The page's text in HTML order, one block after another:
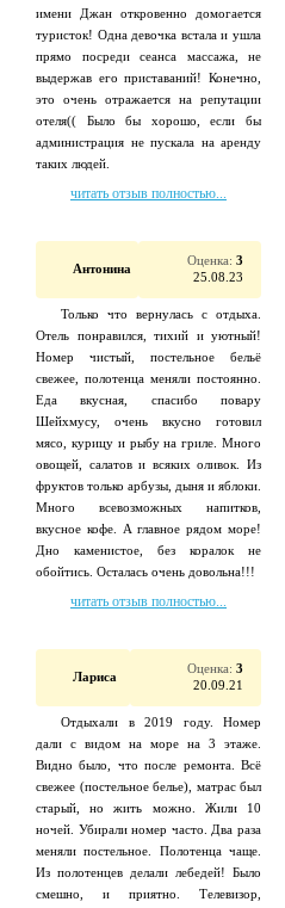
имени Джан откровенно домогается
туристок! Одна девочка встала и ушла
прямо посреди сеанса массажа, не
выдержав его приставаний! Конечно,
это очень отражается на репутации
отеля(( Было бы хорошо, если бы
администрация не пускала на аренду
таких людей.
читать отзыв полностью...
Антонина
Оценка: 3
25.08.23
Только что вернулась с отдыха.
Отель понравился, тихий и уютный!
Номер чистый, постельное бельё
свежее, полотенца меняли постоянно.
Еда вкусная, спасибо повару
Шейхмусу, очень вкусно готовил
мясо, курицу и рыбу на гриле. Много
овощей, салатов и всяких оливок. Из
фруктов только арбузы, дыня и яблоки.
Много всевозможных напитков,
вкусное кофе. А главное рядом море!
Дно каменистое, без коралок не
обойтись. Осталась очень довольна!!!
читать отзыв полностью...
Лариса
Оценка: 3
20.09.21
Отдыхали в 2019 году. Номер
дали с видом на море на 3 этаже.
Видно было, что после ремонта. Всё
свежее (постельное белье), матрас был
старый, но жить можно. Жили 10
ночей. Убирали номер часто. Два раза
меняли постельное. Полотенца чаще.
Из полотенцев делали лебедей! Было
смешно, и приятно. Телевизор,